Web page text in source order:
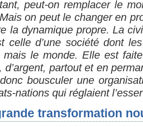
peut-on remplacer le
on peut le changer en
la dynamique propre. La
celle d’une société dont
mais le monde. Elle est
d’argent, partout et en
bousculer une
nations qui réglaient
transformation